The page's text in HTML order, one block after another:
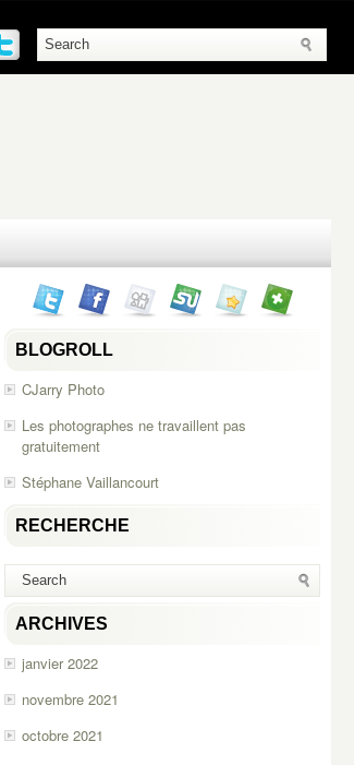
BLOGROLL
CJarry Photo
Les photographes ne travaillent pas
gratuitement
Stéphane Vaillancourt
RECHERCHE
ARCHIVES
janvier 2022
novembre 2021
octobre 2021